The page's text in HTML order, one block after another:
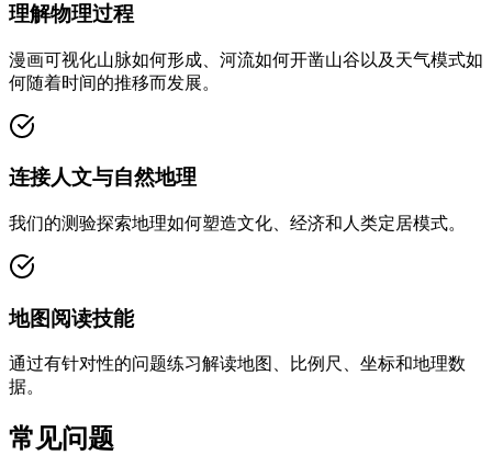
理解物理过程
漫画可视化山脉如何形成、河流如何开凿山谷以及天气模式如
何随着时间的推移而发展。
连接人文与自然地理
我们的测验探索地理如何塑造文化、经济和人类定居模式。
地图阅读技能
通过有针对性的问题练习解读地图、比例尺、坐标和地理数
据。
常见问题